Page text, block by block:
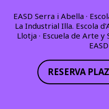
EASD Serra i Abella ·
La Industrial Illa. Escola
Llotja · Escuela de Arte
RESERVA